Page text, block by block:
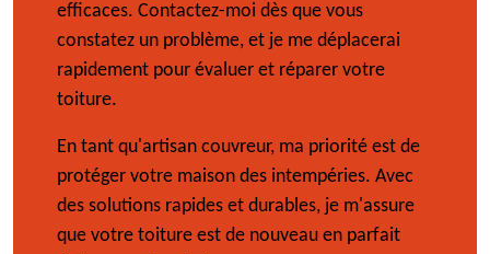
efficaces. Contactez-moi dès que vous
constatez un problème, et je me déplacerai
rapidement pour évaluer et réparer votre
toiture.
En tant qu'artisan couvreur, ma priorité est de
protéger votre maison des intempéries. Avec
des solutions rapides et durables, je m'assure
que votre toiture est de nouveau en parfait